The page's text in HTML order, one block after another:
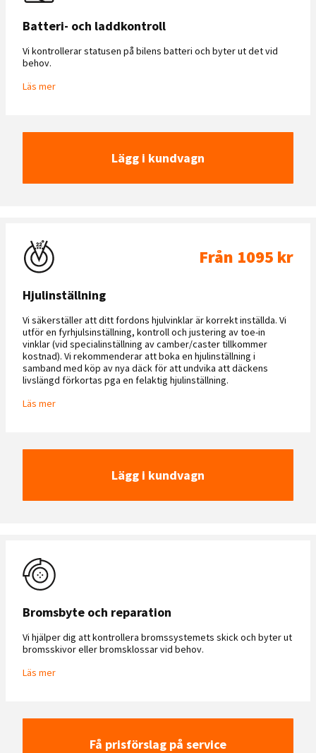
Batteri- och laddkontroll
Vi kontrollerar statusen på bilens batteri och byter ut det vid
behov.
Läs mer
Lägg i kundvagn
Hjulinställning
Från 1095 kr
Vi säkerställer att ditt fordons hjulvinklar är korrekt inställda. Vi
utför en fyrhjulsinställning, kontroll och justering av toe-in
vinklar (vid specialinställning av camber/caster tillkommer
kostnad). Vi rekommenderar att boka en hjulinställning i
samband med köp av nya däck för att undvika att däckens
livslängd förkortas pga en felaktig hjulinställning.
Läs mer
Lägg i kundvagn
Bromsbyte och reparation
Vi hjälper dig att kontrollera bromssystemets skick och byter ut
bromsskivor eller bromsklossar vid behov.
Läs mer
Få prisförslag på service